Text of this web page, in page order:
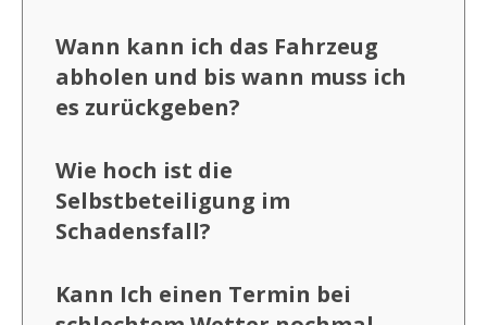
Wann kann ich das Fahrzeug
abholen und bis wann muss ich
es zurückgeben?
Wie hoch ist die
Selbstbeteiligung im
Schadensfall?
Kann Ich einen Termin bei